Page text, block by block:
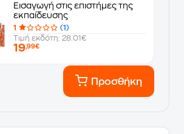
Εισαγωγή στις επιστήμες της
εκπαίδευσης
1
(1)
Τιμή εκδότη: 28.01€
19,99€
Προσθήκη